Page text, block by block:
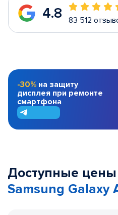
4.8 83 512
-30% на защиту
дисплея при ремонте
смартфона
Доступные
Samsung Galaxy